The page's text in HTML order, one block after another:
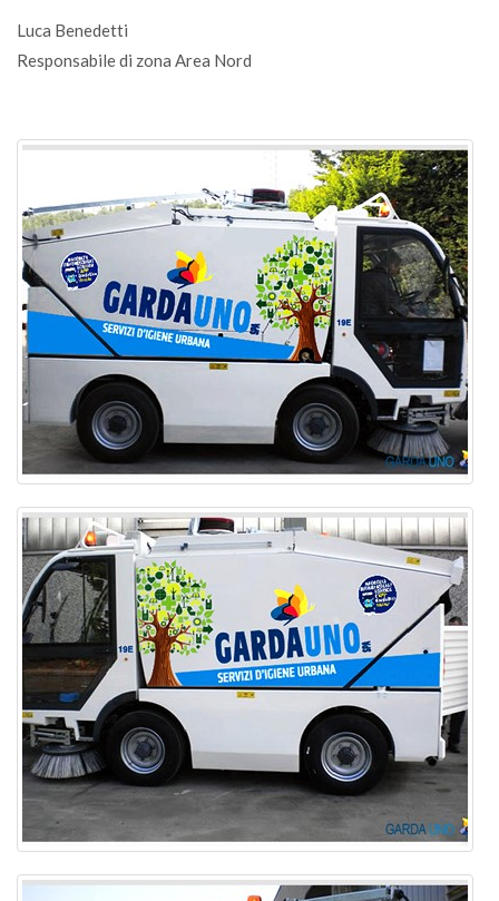
Luca Benedetti
Responsabile di zona Area Nord